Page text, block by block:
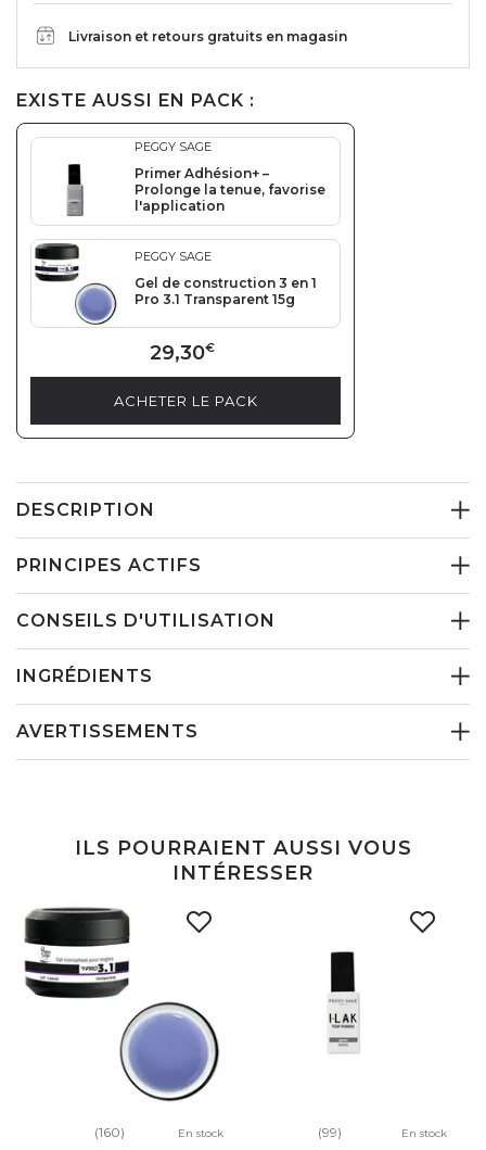
Livraison et retours gratuits en magasin
EXISTE AUSSI EN PACK :
PEGGY SAGE
Primer Adhésion+ –
Prolonge la tenue, favorise
l'application
PEGGY SAGE
Gel de construction 3 en 1
Pro 3.1 Transparent 15g
29,30€
ACHETER LE PACK
DESCRIPTION
PRINCIPES ACTIFS
CONSEILS D'UTILISATION
INGRÉDIENTS
AVERTISSEMENTS
ILS POURRAIENT AUSSI VOUS
INTÉRESSER
(160) En stock (99) En stock